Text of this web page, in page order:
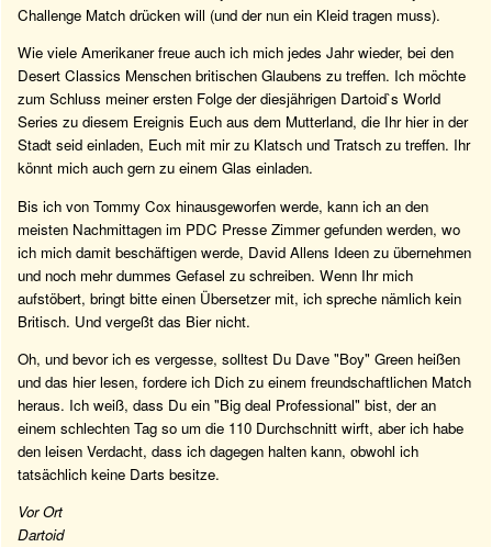
Challenge Match drücken will (und der nun ein Kleid tragen muss).
Wie viele Amerikaner freue auch ich mich jedes Jahr wieder, bei den
Desert Classics Menschen britischen Glaubens zu treffen. Ich möchte
zum Schluss meiner ersten Folge der diesjährigen Dartoid`s World
Series zu diesem Ereignis Euch aus dem Mutterland, die Ihr hier in der
Stadt seid einladen, Euch mit mir zu Klatsch und Tratsch zu treffen. Ihr
könnt mich auch gern zu einem Glas einladen.
Bis ich von Tommy Cox hinausgeworfen werde, kann ich an den
meisten Nachmittagen im PDC Presse Zimmer gefunden werden, wo
ich mich damit beschäftigen werde, David Allens Ideen zu übernehmen
und noch mehr dummes Gefasel zu schreiben. Wenn Ihr mich
aufstöbert, bringt bitte einen Übersetzer mit, ich spreche nämlich kein
Britisch. Und vergeßt das Bier nicht.
Oh, und bevor ich es vergesse, solltest Du Dave "Boy" Green heißen
und das hier lesen, fordere ich Dich zu einem freundschaftlichen Match
heraus. Ich weiß, dass Du ein "Big deal Professional" bist, der an
einem schlechten Tag so um die 110 Durchschnitt wirft, aber ich habe
den leisen Verdacht, dass ich dagegen halten kann, obwohl ich
tatsächlich keine Darts besitze.
Vor Ort
Dartoid